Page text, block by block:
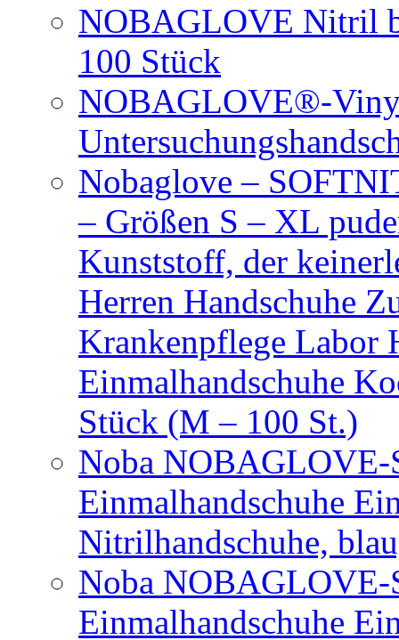
NOBAGLOVE Nitril
100 Stück
NOBAGLOVE®-
Nobaglove –
– Größen S – XL
Kunststoff, der
Herren Handschuhe
Krankenpflege Labor
Einmalhandschuhe
Stück (M – 100 St.)
Noba
Einmalhandschuhe
Nitrilhandschuhe,
Noba
Einmalhandschuhe